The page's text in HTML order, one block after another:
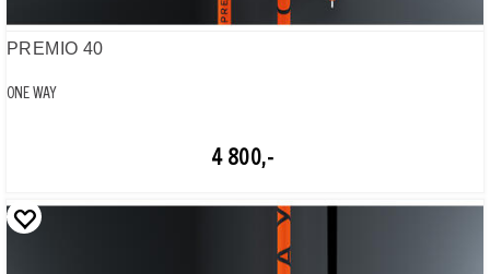
PREMIO 40
ONE WAY
4 800,-